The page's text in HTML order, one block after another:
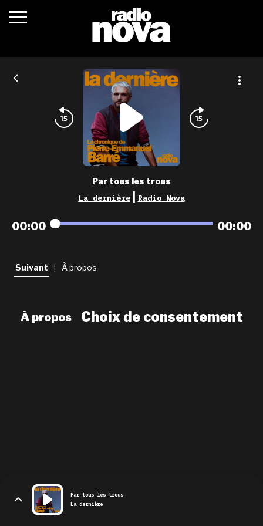
c’était quoi ?
podcasts
fréquences
nova aime
les grilles
playlists
newsletter
Par tous les trous
La dernière Radio Nova
00:00 00:00
Suivant À propos
À propos Choix de consentement
Par tous les trous
La dernière